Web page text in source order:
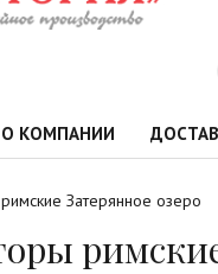
О КОМПАНИИ
Затерянное озеро
римские